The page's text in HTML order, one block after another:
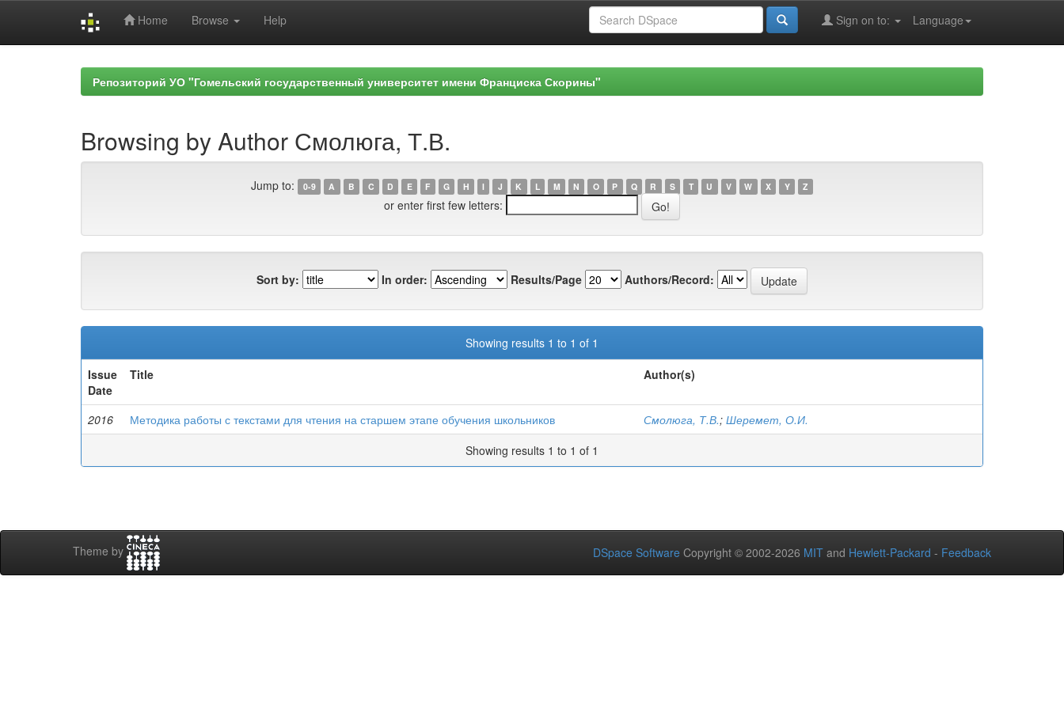
Home Browse Help Language
Sign on to:
Репозиторий УО "Гомельский государственный университет имени Франциска Скорины"
Browsing by Author Смолюга, Т.В.
Jump to: 0-9 A B C D E F G H I J K L M N O P Q R S T U V W X Y Z
or enter first few letters:
Sort by: In order: Results/Page Authors/Record:
Showing results 1 to 1 of 1
Issue
Date
Title Author(s)
2016 Методика работы с текстами для чтения на старшем этапе обучения школьников Смолюга, Т.В.; Шеремет, О.И.
Showing results 1 to 1 of 1
Theme by DSpace Software Copyright © 2002-2026 MIT and Hewlett-Packard - Feedback